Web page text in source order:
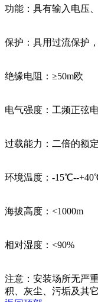
功能：具有输入电压
保护：具用过流保护
绝缘电阻：≥50m欧
电气强度：工频正弦
过载能力：二倍的额
环境温度：-15℃--
海拔高度：<1000m
相对湿度：<90%
注意：安装场所无严
积、灰尘、污垢及其